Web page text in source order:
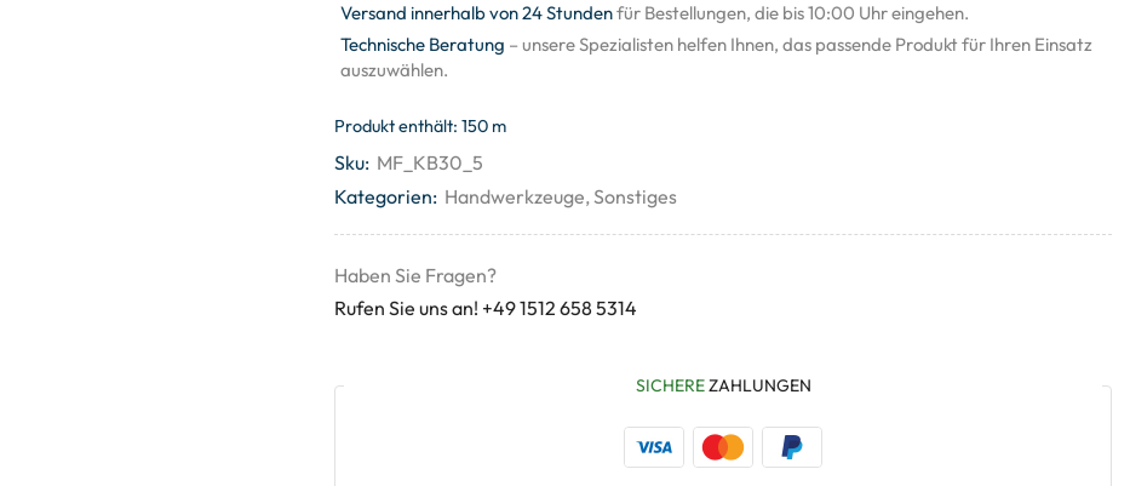
Versand innerhalb von 24 Stundenfür Bestellungen, die bis 10:00 Uhr eingehen.
Technische Beratung – unsere Spezialisten helfen Ihnen, das passende Produkt für Ihren Einsatz
auszuwählen.
Produkt enthält: 150 m
Sku: MF_KB30_5
Kategorien: Handwerkzeuge,Sonstiges
Haben Sie Fragen?
Rufen Sie uns an! +49 1512 658 5314
SICHEREZAHLUNGEN